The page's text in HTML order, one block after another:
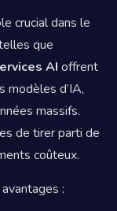
crucial dans le
que
AI offrent
modèles d’IA,
massifs.
de tirer parti de
coûteux.
: